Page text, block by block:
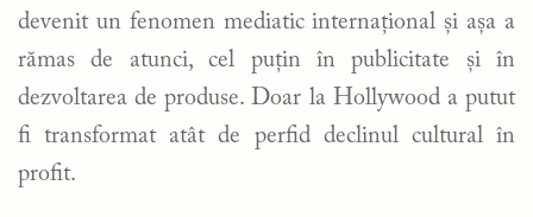
devenit un fenomen mediatic internațional și așa a
rămas de atunci, cel puțin în publicitate și în
dezvoltarea de produse. Doar la Hollywood a putut
fi transformat atât de perfid declinul cultural în
profit.